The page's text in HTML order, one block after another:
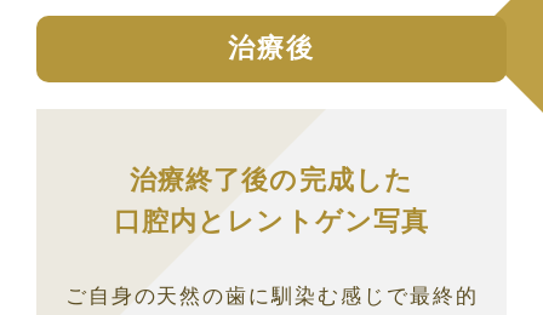
治療後
治療終了後の完成した
口腔内とレントゲン写真
ご自身の天然の歯に馴染む感じで最終的